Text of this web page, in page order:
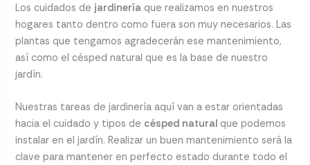
Los cuidados de jardinería que realizamos en nuestros
hogares tanto dentro como fuera son muy necesarios. Las
plantas que tengamos agradecerán ese mantenimiento,
así como el césped natural que es la base de nuestro
jardín.
Nuestras tareas de jardinería aquí van a estar orientadas
hacia el cuidado y tipos de césped natural que podemos
instalar en el jardín. Realizar un buen mantenimiento será la
clave para mantener en perfecto estado durante todo el